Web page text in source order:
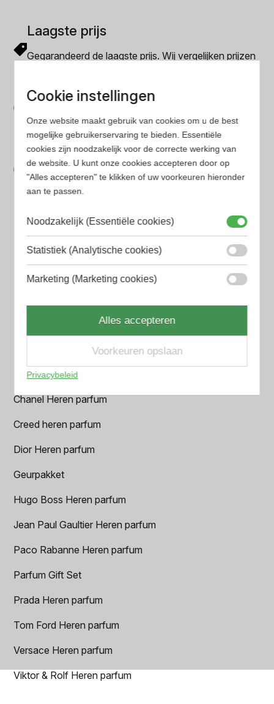
Laagste prijs
Gegarandeerd de laagste prijs. Wij vergelijken prijzen
Gemakkelijk zoeken
Op onze website vind je eenvoudig je favoriete
parfum met onze geavanceerde zoekfilters
Bespaar tijd en geld
Wij hebben alle prijzen voor je verzameld zodat jij
minder tijd en geld kwijt bent
Populaire herengeuren
Amouage Heren parfum
Aramis Heren parfum
Azzaro Heren parfum
BALR. Heren parfum
BVLGARI Heren parfum
Chanel Heren parfum
Creed heren parfum
Dior Heren parfum
Geurpakket
Hugo Boss Heren parfum
Jean Paul Gaultier Heren parfum
Paco Rabanne Heren parfum
Parfum Gift Set
Prada Heren parfum
Tom Ford Heren parfum
Versace Heren parfum
Viktor & Rolf Heren parfum
Cookie instellingen
Onze website maakt gebruik van cookies om u de best
mogelijke gebruikerservaring te bieden. Essentiële
cookies zijn noodzakelijk voor de correcte werking van
de website. U kunt onze cookies accepteren door op
"Alles accepteren" te klikken of uw voorkeuren hieronder
aan te passen.
Noodzakelijk (Essentiële cookies)
Statistiek (Analytische cookies)
Marketing (Marketing cookies)
Alles accepteren
Voorkeuren opslaan
Privacybeleid